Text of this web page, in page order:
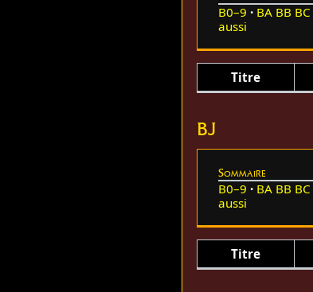
B0–9 BA BB BC
aussi
Titre
BJ
Sommaire
B0–9 BA BB BC
aussi
Titre